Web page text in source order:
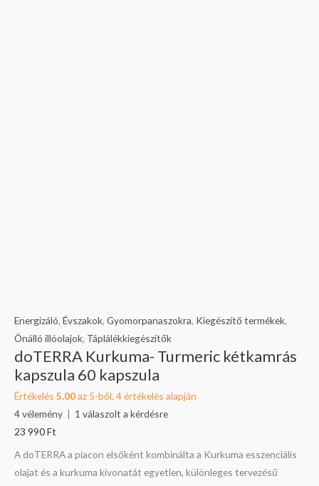
Energizáló, Évszakok, Gyomorpanaszokra, Kiegészítő termékek,
Önálló illóolajok, Táplálékkiegészítők
doTERRA Kurkuma- Turmeric kétkamrás
kapszula 60 kapszula
Értékelés 5.00az 5-ből, 4értékelés alapján
4vélemény | 1 válaszolt a kérdésre
23 990Ft
A doTERRA a piacon elsőként kombinálta a Kurkuma esszenciális
olajat és a kurkuma kivonatát egyetlen, különleges tervezésű